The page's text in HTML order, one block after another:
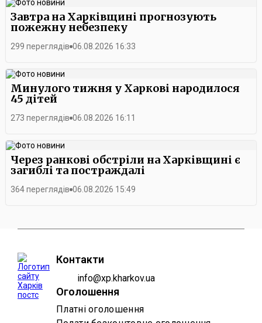
Завтра на Харківщині прогнозують
пожежну небезпеку
299 переглядів 06.08.2026 16:33
Минулого тижня у Харкові народилося
45 дітей
273 переглядів 06.08.2026 16:11
Через ранкові обстріли на Харківщині є
загиблі та постраждалі
364 переглядів 06.08.2026 15:49
Контакти
info@xp.kharkov.ua
Оголошення
Платні оголошення